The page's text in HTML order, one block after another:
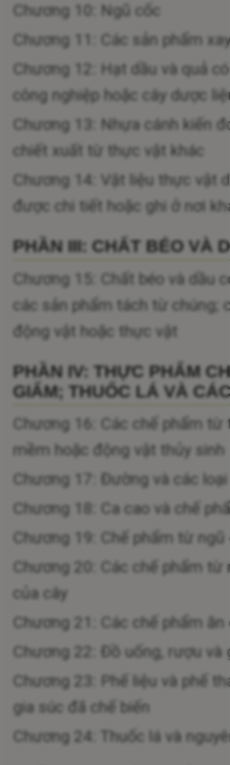
Chương 10: Ngũ cốc
Chương 11: Các sản phẩm
Chương 12: Hạt dầu và quả
công nghiệp hoặc cây dược
Chương 13: Nhựa cánh kiến
chiết xuất từ thực vật khác
Chương 14: Vật liệu thực vật
được chi tiết hoặc ghi ở nơi
PHẦN III: CHẤT BÉO VÀ
Chương 15: Chất béo và dầu
các sản phẩm tách từ chúng;
động vật hoặc thực vật
PHẦN IV: THỰC PHẨM
GIẤM; THUỐC LÁ VÀ
Chương 16: Các chế phẩm
mềm hoặc động vật thủy
Chương 17: Đường và các
Chương 18: Ca cao và chế
Chương 19: Chế phẩm từ
Chương 20: Các chế phẩm
của cây
Chương 21: Các chế phẩm
Chương 22: Đồ uống, rượu và
Chương 23: Phế liệu và phế
gia súc đã chế biến
Chương 24: Thuốc lá và